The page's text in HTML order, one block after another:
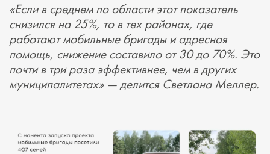
«Если в среднем по области этот показатель
снизился на 25%, то в тех районах, где
работают мобильные бригады и адресная
помощь, снижение составило от 30 до 70%. Это
почти в три раза эффективнее, чем в других
муниципалитетах» — делится Светлана Меллер.